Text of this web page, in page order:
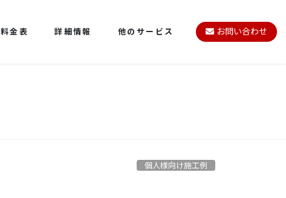
料金表 詳細情報 他のサービス お問い合わせ
個人様向け施工例